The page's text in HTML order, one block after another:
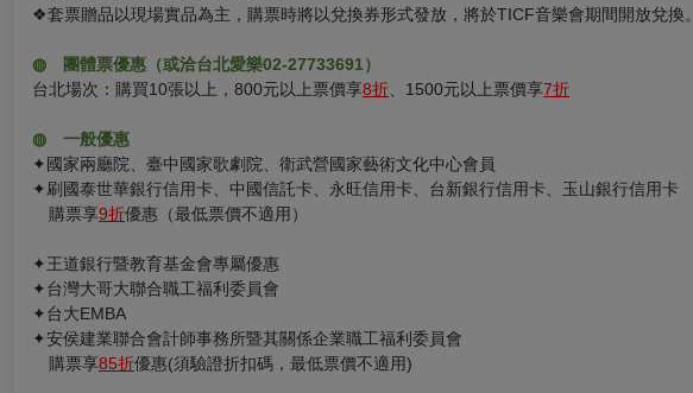
❖套票贈品以現場實品為主，購票時將以兌換券形式發放，將於TICF音樂會期間開放兌換。
◍ 團體票優惠（或洽台北愛樂02-27733691）
台北場次：購買10張以上，800元以上票價享8折 、1500元以上票價享7折
◍ 一般優惠
✦國家兩廳院、臺中國家歌劇院、衛武營國家藝術文化中心會員
✦刷國泰世華銀行信用卡、中國信託卡、永旺信用卡、台新銀行信用卡、玉山銀行信用卡
購票享9折優惠（最低票價不適用）
✦王道銀行暨教育基金會專屬優惠
✦台灣大哥大聯合職工福利委員會
✦台大EMBA
✦安侯建業聯合會計師事務所暨其關係企業職工福利委員會
購票享85折優惠(須驗證折扣碼，最低票價不適用)